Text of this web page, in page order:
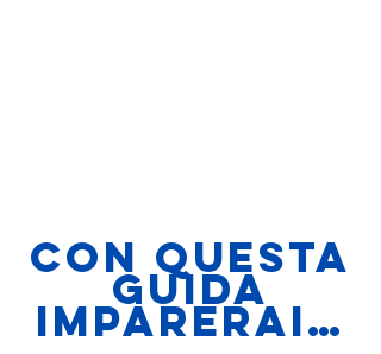
CON QUESTA
GUIDA
imparerai…